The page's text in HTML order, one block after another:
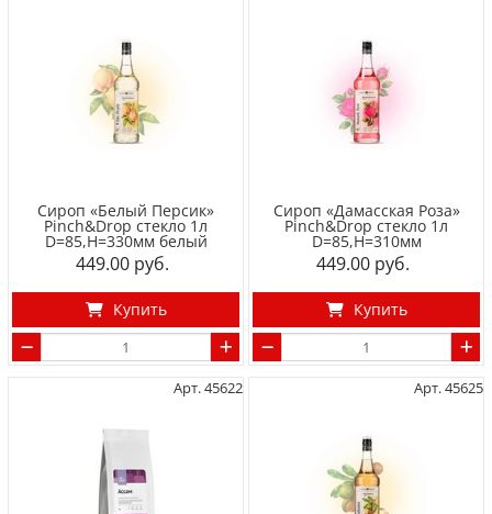
Сироп «Белый Персик»
Pinch&Drop стекло 1л
D=85,H=330мм белый
449.00
Купить
Сироп «Дамасская Роза»
Pinch&Drop стекло 1л
D=85,H=310мм
449.00
Купить
Арт. 45622 Арт. 45625